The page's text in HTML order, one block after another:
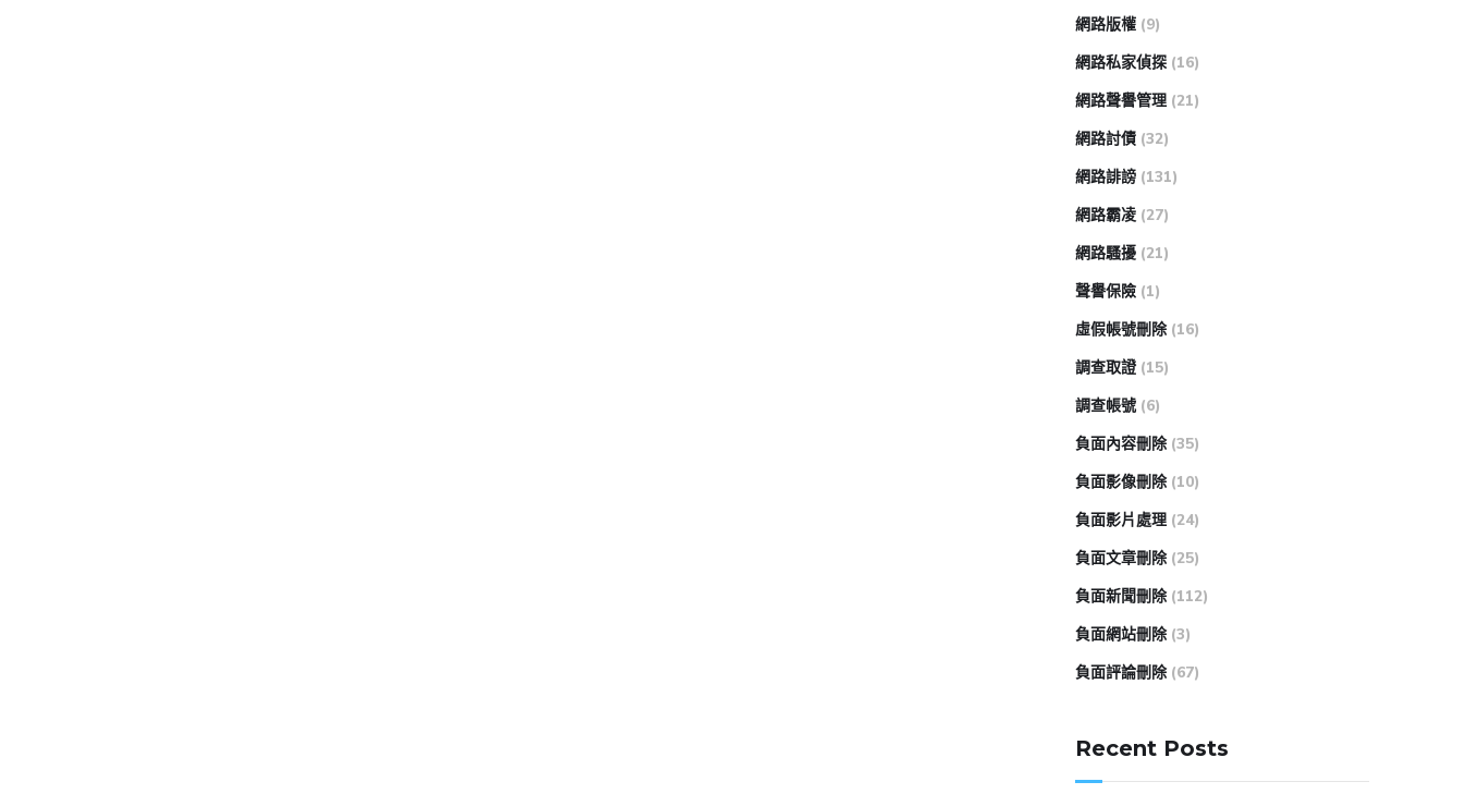
網路版權 (9)
網路私家偵探 (16)
網路聲譽管理 (21)
網路討債 (32)
網路誹謗 (131)
網路霸凌 (27)
網路騷擾 (21)
聲譽保險 (1)
虛假帳號刪除 (16)
調查取證 (15)
調查帳號 (6)
負面內容刪除 (35)
負面影像刪除 (10)
負面影片處理 (24)
負面文章刪除 (25)
負面新聞刪除 (112)
負面網站刪除 (3)
負面評論刪除 (67)
Recent Posts